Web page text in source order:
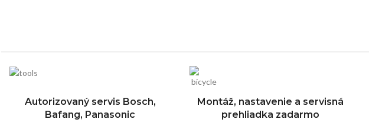
Autorizovaný servis Bosch,
Bafang, Panasonic
Montáž, nastavenie a servisná
prehliadka zadarmo